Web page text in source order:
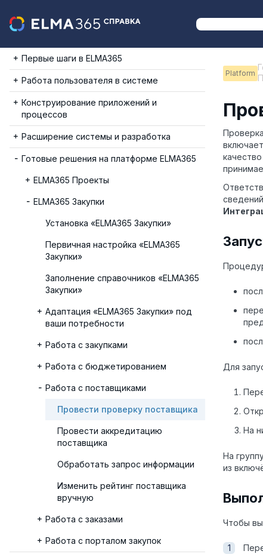
Первые шаги в ELMA365
Работа пользователя в системе
Конструирование приложений и
процессов
Расширение системы и разработка
Готовые решения на платформе ELMA365
ELMA365 Проекты
ELMA365 Закупки
Установка «ELMA365 Закупки»
Первичная настройка «ELMA365
Закупки»
Заполнение справочников «ELMA365
Закупки»
Адаптация «ELMA365 Закупки» под
ваши потребности
Работа с закупками
Работа с бюджетированием
Работа с поставщиками
Провести проверку поставщика
Провести аккредитацию
поставщика
Обработать запрос информации
Изменить рейтинг поставщика
вручную
Работа с заказами
Работа с порталом закупок
Platform
Для
На
На
из
Чтобы